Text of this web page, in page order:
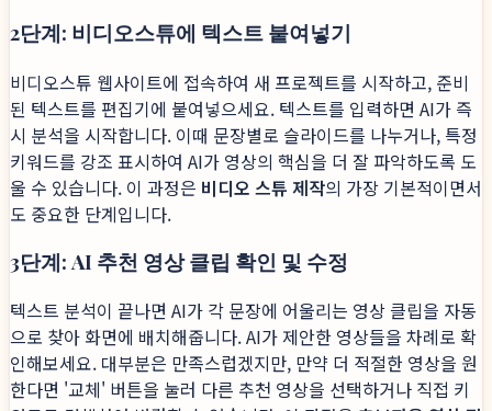
2단계: 비디오스튜에 텍스트 붙여넣기
비디오스튜 웹사이트에 접속하여 새 프로젝트를 시작하고, 준비
된 텍스트를 편집기에 붙여넣으세요. 텍스트를 입력하면 AI가 즉
시 분석을 시작합니다. 이때 문장별로 슬라이드를 나누거나, 특정
키워드를 강조 표시하여 AI가 영상의 핵심을 더 잘 파악하도록 도
울 수 있습니다. 이 과정은 비디오 스튜 제작의 가장 기본적이면서
도 중요한 단계입니다.
3단계: AI 추천 영상 클립 확인 및 수정
텍스트 분석이 끝나면 AI가 각 문장에 어울리는 영상 클립을 자동
으로 찾아 화면에 배치해줍니다. AI가 제안한 영상들을 차례로 확
인해보세요. 대부분은 만족스럽겠지만, 만약 더 적절한 영상을 원
한다면 '교체' 버튼을 눌러 다른 추천 영상을 선택하거나 직접 키